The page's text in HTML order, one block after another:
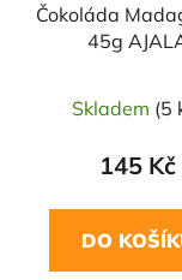
Čokoláda
45g
Skladem (5
145 Kč
DO